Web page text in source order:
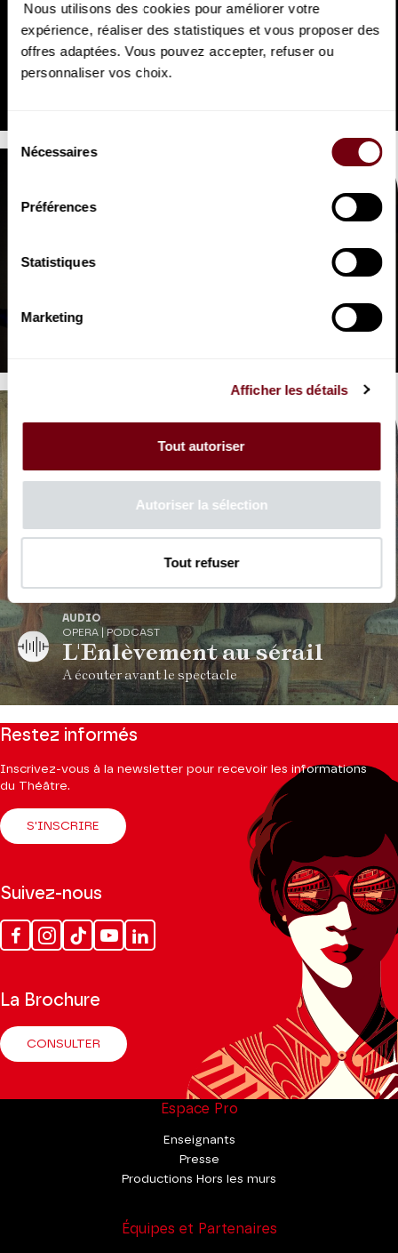
Nous utilisons des cookies pour améliorer votre
expérience, réaliser des statistiques et vous proposer des
offres adaptées. Vous pouvez accepter, refuser ou
personnaliser vos choix.
Sélection
Nécessaires
Préférences
Statistiques
Marketing
Afficher les détails
Tout autoriser
Autoriser la sélection
Tout refuser
OPERA | INTERVIEW
Jessica Pratt, Amitai Pati
Florent Siaud
AUDIO
OPERA | PODCAST
L'Enlèvement au sérail
A écouter avant le spectacle
Restez informés
Inscrivez-vous à la newsletter pour recevoir les informations
du Théâtre.
S'INSCRIRE
Suivez-nous
FacebookInstagram
Tik
Tok
YoutubeLinkedin
La Brochure
CONSULTER
Espace Pro
Enseignants
Presse
Productions Hors les murs
Équipes et Partenaires